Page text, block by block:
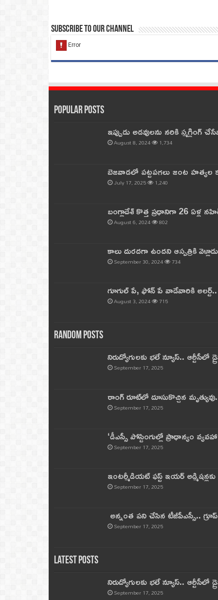
Subscribe to our Channel
Popular Posts
ఇప్పుడు అడవులను నరికి
August 8, 2024 1,734
బెజవాడలో పట్టపగలు జంట
July 17, 2025 1,240
బంగ్లాదేశ్ కొత్త ప్రధానిగా 26 ఏళ్ల
August 6, 2024 802
కాలు దురదగా ఉందని ఆస్పత్రికి
September 30, 2024 734
గూగుల్ పే, ఫోన్ పే వాడేవారికి
August 3, 2024 715
Random Posts
నిరుద్యోగులకు భలే న్యూస్.. ఆర్టీసీలో
September 17, 2025
రాంగ్ రూట్‌లో దూసుకొచ్చిన
September 17, 2025
‘డీఎస్సీ పోస్టింగుల్లో ప్రాధాన్యం
September 17, 2025
ఇంటర్మీడియట్ ఫస్ట్‌ ఇయర్‌
September 17, 2025
అన్నంత పని చేసిన టీజీపీఎస్సీ..
September 17, 2025
Latest Posts
నిరుద్యోగులకు భలే న్యూస్.. ఆర్టీసీలో
September 17, 2025